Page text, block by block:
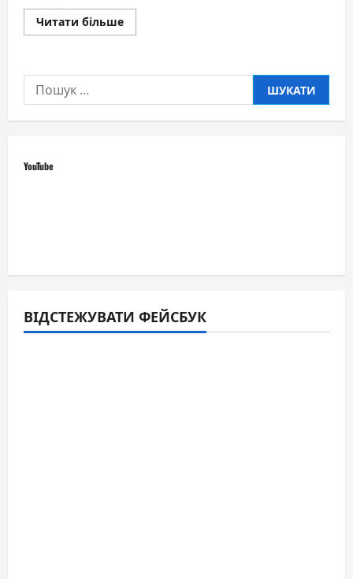
Читати більшеДокладніше
про
спорту:
і
нова
Пошук:
YouTube
ВІДСТЕЖУВАТИ ФЕЙСБУК